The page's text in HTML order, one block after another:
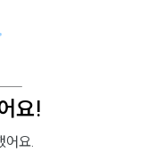
요!
어요.